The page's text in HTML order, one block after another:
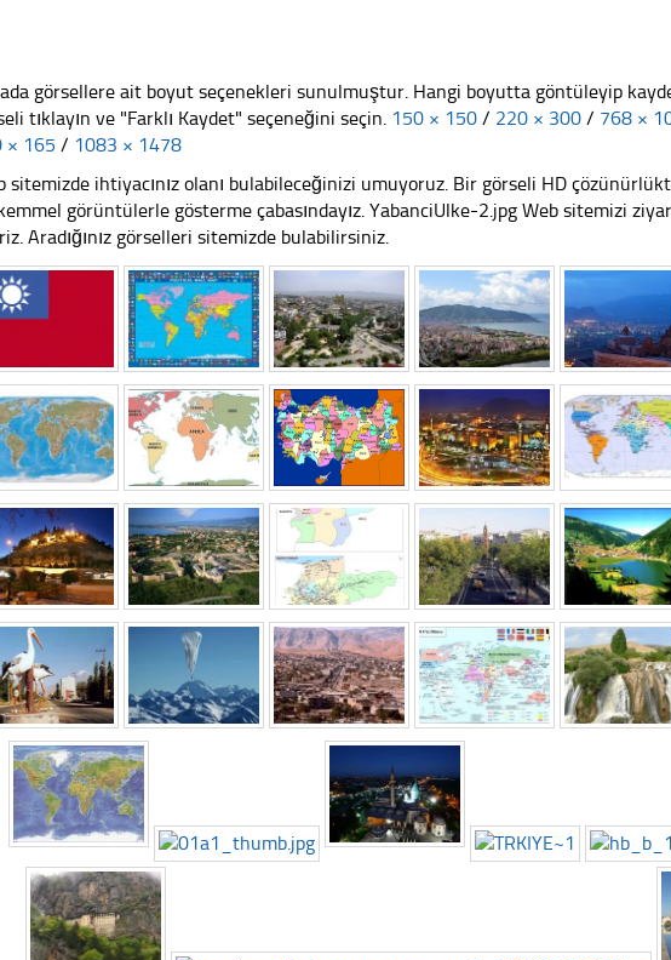
görsellere ait boyut seçenekleri sunulmuştur. Hangi boyutta göntüleyip
tıklayın ve "Farklı Kaydet" seçeneğini seçin. 150 × 150 / 220 × 300 / 768 ×
× 165 / 1083 × 1478
sitemizde ihtiyacınız olanı bulabileceğinizi umuyoruz. Bir görseli HD
görüntülerle gösterme çabasındayız. YabanciUlke-2.jpg Web sitemizi
Aradığınız görselleri sitemizde bulabilirsiniz.